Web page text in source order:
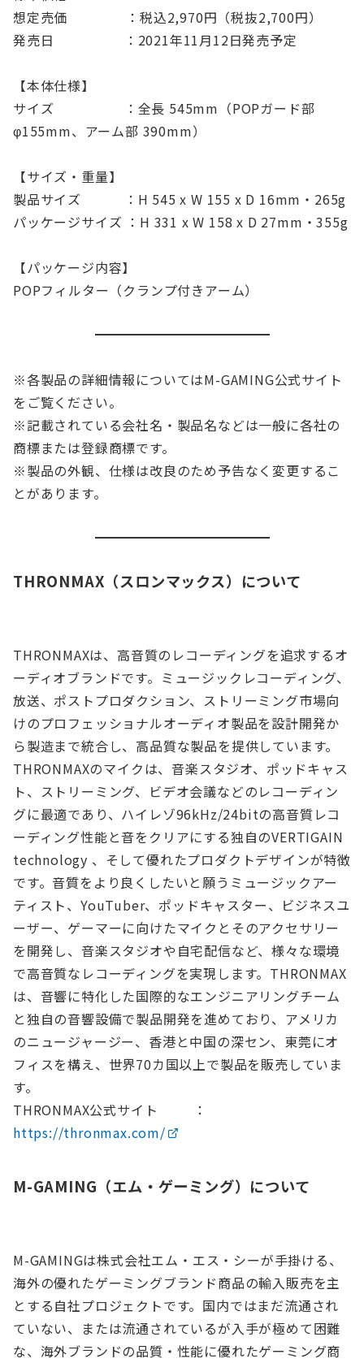
想定売価 ：税込2,970円（税抜2,700円）
発売日 ：2021年11月12日発売予定
【本体仕様】
サイズ ：全長 545mm（POPガード部
φ155mm、アーム部 390mm）
【サイズ・重量】
製品サイズ ：H 545 x W 155 x D 16mm・265g
パッケージサイズ ：H 331 x W 158 x D 27mm・355g
【パッケージ内容】
POPフィルター（クランプ付きアーム）
※各製品の詳細情報についてはM-GAMING公式サイト
をご覧ください。
※記載されている会社名・製品名などは一般に各社の
商標または登録商標です。
※製品の外観、仕様は改良のため予告なく変更するこ
とがあります。
THRONMAX（スロンマックス）について
THRONMAXは、高音質のレコーディングを追求するオ
ーディオブランドです。ミュージックレコーディング、
放送、ポストプロダクション、ストリーミング市場向
けのプロフェッショナルオーディオ製品を設計開発か
ら製造まで統合し、高品質な製品を提供しています。
THRONMAXのマイクは、音楽スタジオ、ポッドキャス
ト、ストリーミング、ビデオ会議などのレコーディン
グに最適であり、ハイレゾ96kHz/24bitの高音質レコ
ーディング性能と音をクリアにする独自のVERTIGAIN
technology 、そして優れたプロダクトデザインが特徴
です。音質をより良くしたいと願うミュージックアー
ティスト、YouTuber、ポッドキャスター、ビジネスユ
ーザー、ゲーマーに向けたマイクとそのアクセサリー
を開発し、音楽スタジオや自宅配信など、様々な環境
で高音質なレコーディングを実現します。THRONMAX
は、音響に特化した国際的なエンジニアリングチーム
と独自の音響設備で製品開発を進めており、アメリカ
のニュージャージー、香港と中国の深セン、東莞にオ
フィスを構え、世界70カ国以上で製品を販売していま
す。
THRONMAX公式サイト ：
https://thronmax.com/
M-GAMING（エム・ゲーミング）について
M-GAMINGは株式会社エム・エス・シーが手掛ける、
海外の優れたゲーミングブランド商品の輸入販売を主
とする自社プロジェクトです。国内ではまだ流通され
ていない、または流通されているが入手が極めて困難
な、海外ブランドの品質・性能に優れたゲーミング商